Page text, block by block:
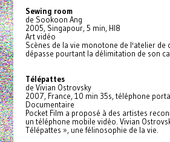
Sewing room
de Sookoon Ang
2005, Singapour, 5 min, HI8
Art vidéo
Scènes de la vie monotone de l'atelier de
dépasse pourtant la délimitation de son
Télépattes
de Vivian Ostrovsky
2007, France, 10 min 35s, téléphone
Documentaire
Pocket Film a proposé à des artistes
un téléphone mobile vidéo. Vivian
Télépattes », une félinosophie de la vie.